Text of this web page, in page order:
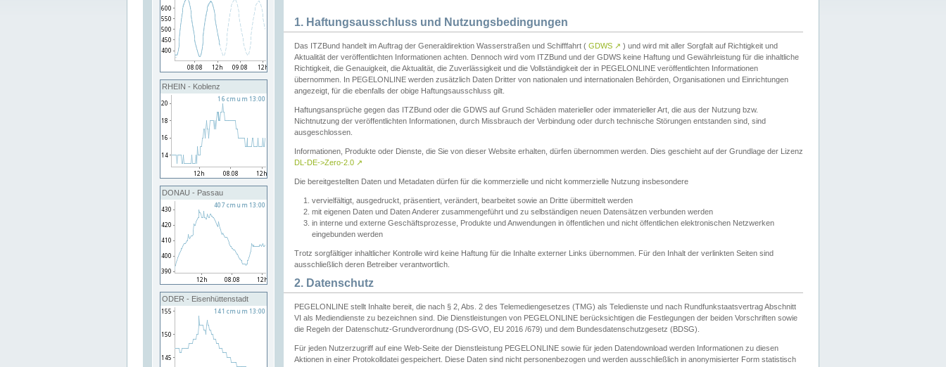
RHEIN - Koblenz
DONAU - Passau
ODER - Eisenhüttenstadt
1. Haftungsausschluss und Nutzungsbedingungen
Das ITZBund handelt im Auftrag der Generaldirektion Wasserstraßen und Schifffahrt ( GDWS ↗ ) und wird mit aller Sorgfalt auf Richtigkeit und
Aktualität der veröffentlichten Informationen achten. Dennoch wird vom ITZBund und der GDWS keine Haftung und Gewährleistung für die inhaltliche
Richtigkeit, die Genauigkeit, die Aktualität, die Zuverlässigkeit und die Vollständigkeit der in PEGELONLINE veröffentlichten Informationen
übernommen. In PEGELONLINE werden zusätzlich Daten Dritter von nationalen und internationalen Behörden, Organisationen und Einrichtungen
angezeigt, für die ebenfalls der obige Haftungsausschluss gilt.
Haftungsansprüche gegen das ITZBund oder die GDWS auf Grund Schäden materieller oder immaterieller Art, die aus der Nutzung bzw.
Nichtnutzung der veröffentlichten Informationen, durch Missbrauch der Verbindung oder durch technische Störungen entstanden sind, sind
ausgeschlossen.
Informationen, Produkte oder Dienste, die Sie von dieser Website erhalten, dürfen übernommen werden. Dies geschieht auf der Grundlage der Lizenz
DL-DE->Zero-2.0 ↗
Die bereitgestellten Daten und Metadaten dürfen für die kommerzielle und nicht kommerzielle Nutzung insbesondere
vervielfältigt, ausgedruckt, präsentiert, verändert, bearbeitet sowie an Dritte übermittelt werden
mit eigenen Daten und Daten Anderer zusammengeführt und zu selbständigen neuen Datensätzen verbunden werden
in interne und externe Geschäftsprozesse, Produkte und Anwendungen in öffentlichen und nicht öffentlichen elektronischen Netzwerken
eingebunden werden
Trotz sorgfältiger inhaltlicher Kontrolle wird keine Haftung für die Inhalte externer Links übernommen. Für den Inhalt der verlinkten Seiten sind
ausschließlich deren Betreiber verantwortlich.
2. Datenschutz
PEGELONLINE stellt Inhalte bereit, die nach § 2, Abs. 2 des Telemediengesetzes (TMG) als Teledienste und nach Rundfunkstaatsvertrag Abschnitt
VI als Mediendienste zu bezeichnen sind. Die Dienstleistungen von PEGELONLINE berücksichtigen die Festlegungen der beiden Vorschriften sowie
die Regeln der Datenschutz-Grundverordnung (DS-GVO, EU 2016 /679) und dem Bundesdatenschutzgesetz (BDSG).
Für jeden Nutzerzugriff auf eine Web-Seite der Dienstleistung PEGELONLINE sowie für jeden Datendownload werden Informationen zu diesen
Aktionen in einer Protokolldatei gespeichert. Diese Daten sind nicht personenbezogen und werden ausschließlich in anonymisierter Form statistisch